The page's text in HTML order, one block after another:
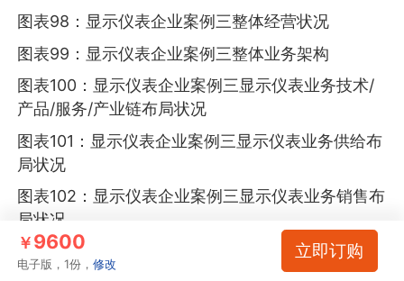
图表98：显示仪表企业案例三整体经营状况
图表99：显示仪表企业案例三整体业务架构
图表100：显示仪表企业案例三显示仪表业务技术/
产品/服务/产业链布局状况
图表101：显示仪表企业案例三显示仪表业务供给布
局状况
图表102：显示仪表企业案例三显示仪表业务销售布
局状况
图表103：显示仪表企业案例三显示仪表业务布局优
劣势分析
￥9600
电子版，1份，修改
立即订购